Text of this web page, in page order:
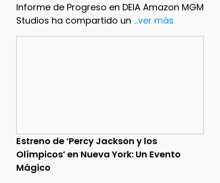
Informe de Progreso en DEIA Amazon MGM
Studios ha compartido un ...ver más
Estreno de ‘Percy Jackson y los
Olímpicos’ en Nueva York: Un Evento
Mágico